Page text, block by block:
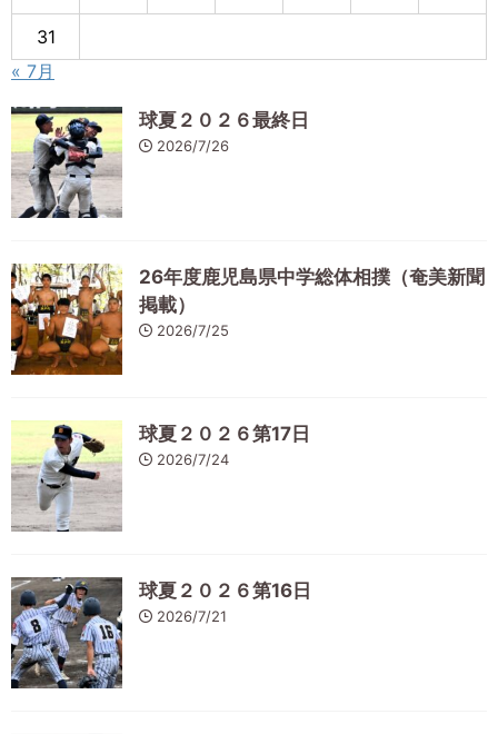
31
« 7月
球夏２０２６最終日
2026/7/26
26年度鹿児島県中学総体相撲（奄美新聞
掲載）
2026/7/25
球夏２０２６第17日
2026/7/24
球夏２０２６第16日
2026/7/21